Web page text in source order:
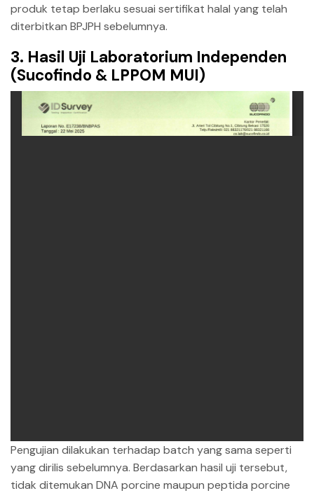
produk tetap berlaku sesuai sertifikat halal yang telah
diterbitkan BPJPH sebelumnya.
3. Hasil Uji Laboratorium Independen
(Sucofindo & LPPOM MUI)
Pengujian dilakukan terhadap batch yang sama seperti
yang dirilis sebelumnya. Berdasarkan hasil uji tersebut,
tidak ditemukan DNA porcine maupun peptida porcine